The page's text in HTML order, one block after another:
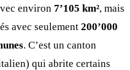
environ 7’105 km², mais
avec seulement 200’000
. C’est un canton
qui abrite certains